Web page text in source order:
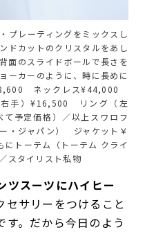
プレーティングをミックスし
ドカットのクリスタルをあし
面のスライドボールで長さを
ーカーのように、時に長めに
ネックレス¥44,000
手）¥16,500 リング（左
予定価格）／以上スワロフ
・ジャパン） ジャケット￥
トーテム（トーテム クライ
スタイリスト私物
ツスーツにハイヒー
サリーをつけること
。だから今日のよう